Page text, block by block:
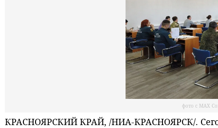
фото с МАХ
КРАСНОЯРСКИЙ КРАЙ, /НИА-КРАСНОЯРСК/.